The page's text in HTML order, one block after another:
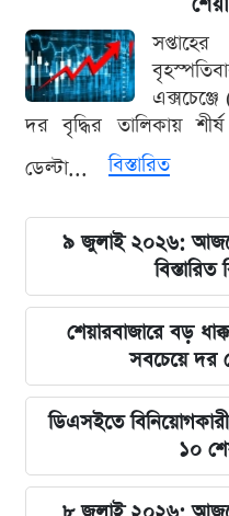
থাকবে না:
এক ক্লিকেই ফোন-
হ্যাকাররা, পপ-আপ
চাঁদের পৃষ্ঠে
আবু সাঈদের ছবি
হতে পারে না:
জুলাই স্মৃতি
প্রধানমন্ত্রী
মার্কিন ক্ষেপণাস্ত্র
বলছে
দর বৃদ্ধির তালিকায়
ডেল্টা...
বিস্তারিত
৯ জুলাই ২০২৬:
বিস্তারিত
শেয়ারবাজারে বড়
সবচেয়ে দর
ডিএসইতে
১০